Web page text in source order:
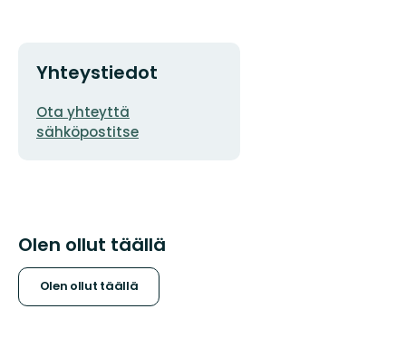
Yhteystiedot
Sähköpostiosoite
Ota yhteyttä
sähköpostitse
Olen ollut täällä
Olen ollut täällä